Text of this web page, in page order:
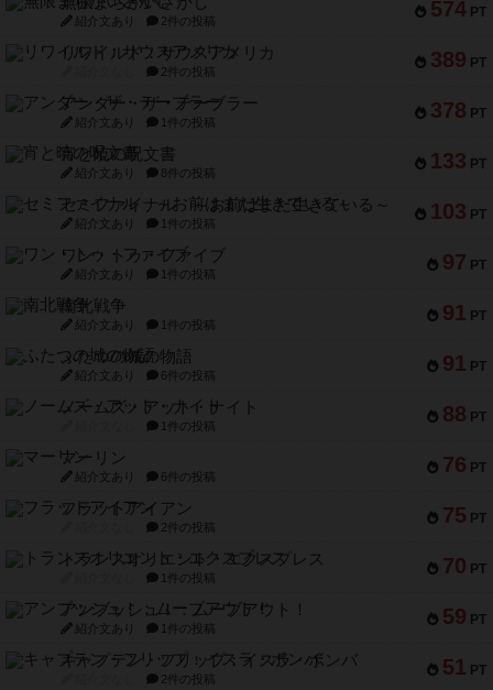
574 PT
紹介文あり 2件の投稿
389 PT
リワイルド：サウスアメリカ
2件の投稿
378 PT
アンダー・ザ・テーブラー
紹介文あり 1件の投稿
133 PT
宵と暁の呪文書
紹介文あり 8件の投稿
103 PT
セミファイナル ～お前はまだ生きている～
紹介文あり 1件の投稿
97 PT
ワン・トゥ・ファイブ
紹介文あり 1件の投稿
91 PT
南北戦争
紹介文あり 1件の投稿
91 PT
ふたつの城の物語
紹介文あり 6件の投稿
88 PT
ノームズ・アット・ナイト
1件の投稿
76 PT
マーリン
紹介文あり 6件の投稿
75 PT
フラットアイアン
2件の投稿
70 PT
トランスオリエント・エクスプレス
1件の投稿
59 PT
アンブッシュ！：ムーブアウト！
紹介文あり 1件の投稿
51 PT
キャプテン・フリップ：イスラ・ボンバ
2件の投稿